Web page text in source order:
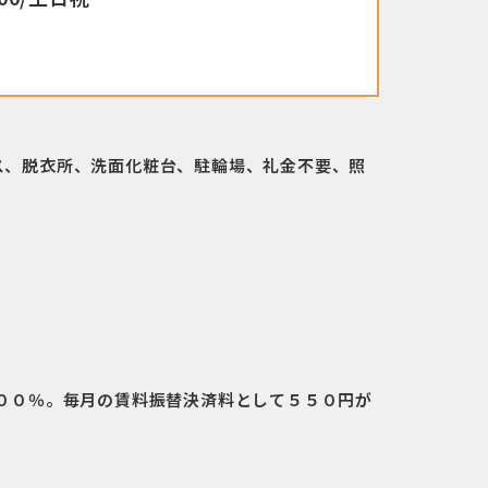
脱衣所、洗面化粧台、駐輪場、礼金不要、照
％。毎月の賃料振替決済料として５５０円が